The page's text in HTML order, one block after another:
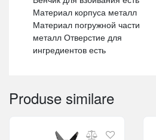
Материал корпуса металл
Материал погружной части
металл Отверстие для
ингредиентов есть
Produse similare